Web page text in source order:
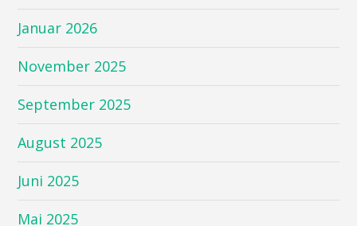
Januar 2026
November 2025
September 2025
August 2025
Juni 2025
Mai 2025